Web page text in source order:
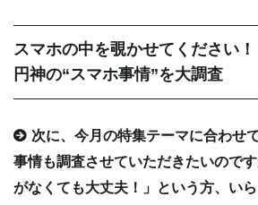
スマホの中を覗かせてください！
円神の“スマホ事情”を大調査
次に、今月の特集テーマに合わせ
事情も調査させていただきたいので
がなくても大丈夫！」という方、い